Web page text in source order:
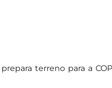
terreno para a